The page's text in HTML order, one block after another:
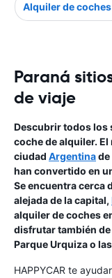
Alquiler de
Paraná
de viaje
Descubrir todos los
coche de alquiler.
ciudad Argentinade
han convertido en
Se encuentra cerca
alejada de la capital,
alquiler de coches
disfrutar también
Parque Urquiza o
HAPPYCAR te